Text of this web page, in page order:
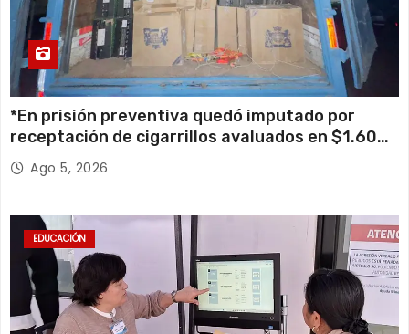
*En prisión preventiva quedó imputado por
receptación de cigarrillos avaluados en $1.600
millones*
Ago 5, 2026
EDUCACIÓN